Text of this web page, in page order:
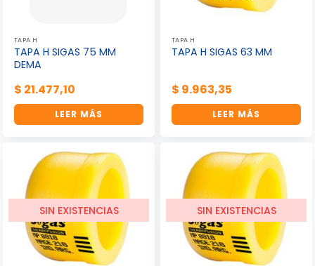
TAPA H
TAPA H SIGAS 75 MM
DEMA
$ 21.477,10
LEER MÁS
TAPA H
TAPA H SIGAS 63 MM
$ 9.963,35
LEER MÁS
SIN EXISTENCIAS SIN EXISTENCIAS